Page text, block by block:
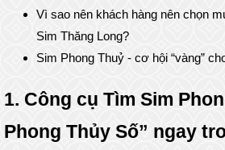
Vì sao nên khách hàng nên chọn
Sim Thăng Long?
Sim Phong Thuỷ - cơ hội “vàng”
1. Công cụ Tìm Sim
Phong Thủy Số” ngay